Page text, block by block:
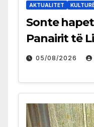
AKTUALITET
Sonte
Panairit të
05/08/2026